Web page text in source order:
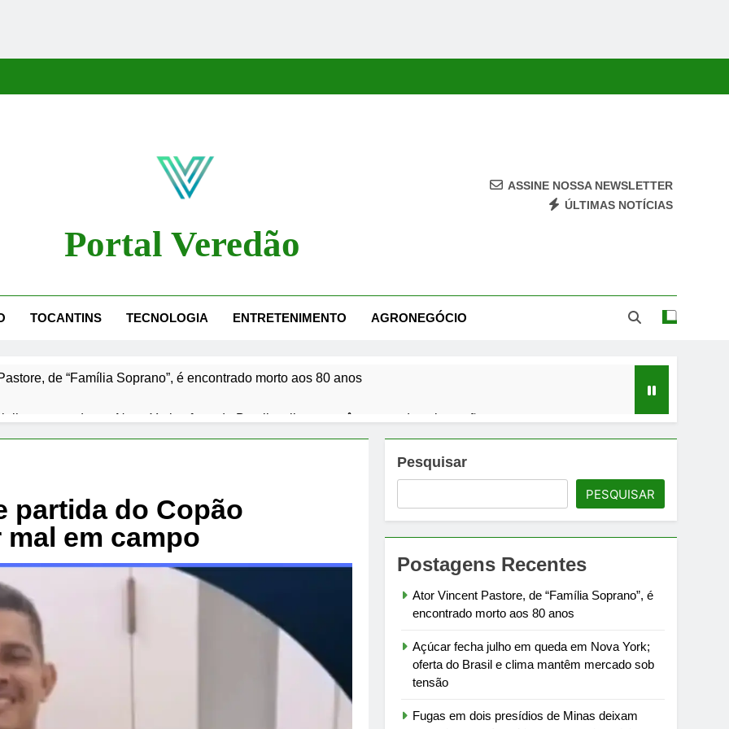
Portal Veredão
ASSINE NOSSA NEWSLETTER
ÚLTIMAS NOTÍCIAS
TOCANTINS TECNOLOGIA ENTRETENIMENTO AGRONEGÓCIO
de “Família Soprano”, é encontrado morto aos 80 anos
em queda em Nova York; oferta do Brasil e clima mantêm mercado sob tensão
presídios de Minas deixam nove detentos foragidos e reacendem debate sobre infraestrutura carcerária
Siqueira Campos entrega revitalização da Avenida Siqueira Campos à meia-noite de 1º de agosto
classifica Cuba como ameaça primária em relatório do Departamento de Estado
julho: os 10 filmes mais comentados do mês
partida do Copão
em campo
Pesquisar
PESQUISAR
Postagens Recentes
Ator Vincent Pastore, de “Família Soprano”, é
encontrado morto aos 80 anos
Açúcar fecha julho em queda em Nova York;
oferta do Brasil e clima mantêm mercado sob
tensão
Fugas em dois presídios de Minas deixam